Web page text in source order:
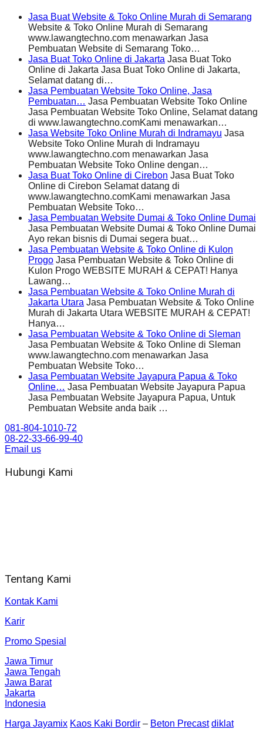
Jasa Buat Website & Toko Online Murah di Semarang
Website & Toko Online Murah di Semarang
www.lawangtechno.com menawarkan Jasa
Pembuatan Website di Semarang Toko…
Jasa Buat Toko Online di Jakarta Jasa Buat Toko
Online di Jakarta Jasa Buat Toko Online di Jakarta,
Selamat datang di…
Jasa Pembuatan Website Toko Online, Jasa
Pembuatan… Jasa Pembuatan Website Toko Online
Jasa Pembuatan Website Toko Online, Selamat datang
di www.lawangtechno.comKami menawarkan…
Jasa Website Toko Online Murah di Indramayu Jasa
Website Toko Online Murah di Indramayu
www.lawangtechno.com menawarkan Jasa
Pembuatan Website Toko Online dengan…
Jasa Buat Toko Online di Cirebon Jasa Buat Toko
Online di Cirebon Selamat datang di
www.lawangtechno.comKami menawarkan Jasa
Pembuatan Website Toko…
Jasa Pembuatan Website Dumai & Toko Online Dumai
Jasa Pembuatan Website Dumai & Toko Online Dumai
Ayo rekan bisnis di Dumai segera buat…
Jasa Pembuatan Website & Toko Online di Kulon
Progo Jasa Pembuatan Website & Toko Online di
Kulon Progo WEBSITE MURAH & CEPAT! Hanya
Lawang…
Jasa Pembuatan Website & Toko Online Murah di
Jakarta Utara Jasa Pembuatan Website & Toko Online
Murah di Jakarta Utara WEBSITE MURAH & CEPAT!
Hanya…
Jasa Pembuatan Website & Toko Online di Sleman
Jasa Pembuatan Website & Toko Online di Sleman
www.lawangtechno.com menawarkan Jasa
Pembuatan Website Toko…
Jasa Pembuatan Website Jayapura Papua & Toko
Online… Jasa Pembuatan Website Jayapura Papua
Jasa Pembuatan Website Jayapura Papua, Untuk
Pembuatan Website anda baik …
081-804-1010-72
08-22-33-66-99-40
Email us
Hubungi Kami
Tentang Kami
Kontak Kami
Karir
Promo Spesial
Jawa Timur
Jawa Tengah
Jawa Barat
Jakarta
Indonesia
Harga Jayamix Kaos Kaki Bordir – Beton Precast diklat